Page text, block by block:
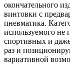
окончательного
винтовки с
пневматика.
используемого не
спортивных и
раз и
вариативной